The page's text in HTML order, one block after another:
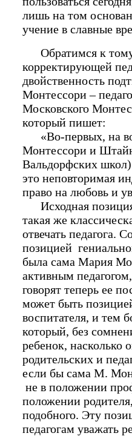
лишь на том
учение в славные
Обратимся к тому,
корректирующей
двойственность
Монтессори –
Московского
который пишет:
«Во-первых, на
Монтессори и
Вальдорфских
это неповторимая
право на любовь и
Исходная
такая же
отвечать педагога.
позицией
была сама Мария
активным
говорят теперь ее
может быть
воспитателя, и тем
который, без
ребенок, насколько
родительских и
если бы сама М.
не в положении
положении
подобного. Эту
педагогам уважать